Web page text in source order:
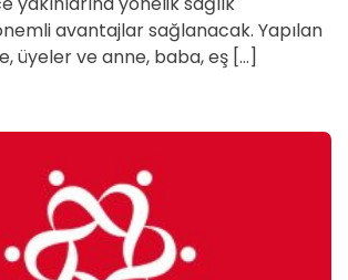
avantajlar sağlanacak. Yapılan
üyeler ve anne, baba, eş […]